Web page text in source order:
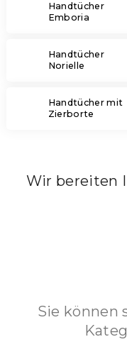
Handtücher
Emboria
Handtücher
Norielle
Handtücher mit
Zierborte
Wir bereiten
Sie können